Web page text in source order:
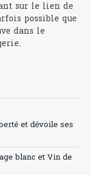
sur le lien de
possible que
dans le
et dévoile ses
blanc et Vin de